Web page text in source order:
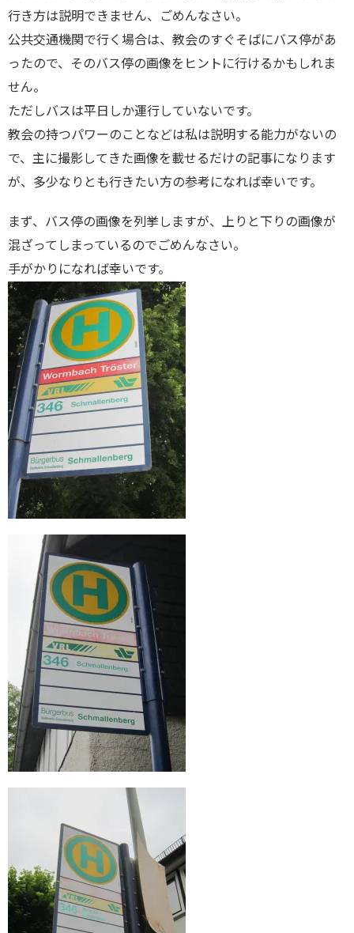
行き方は説明できません、ごめんなさい。
公共交通機関で行く場合は、教会のすぐそばにバス停があ
ったので、そのバス停の画像をヒントに行けるかもしれま
せん。
ただしバスは平日しか運行していないです。
教会の持つパワーのことなどは私は説明する能力がないの
で、主に撮影してきた画像を載せるだけの記事になります
が、多少なりとも行きたい方の参考になれば幸いです。
まず、バス停の画像を列挙しますが、上りと下りの画像が
混ざってしまっているのでごめんなさい。
手がかりになれば幸いです。